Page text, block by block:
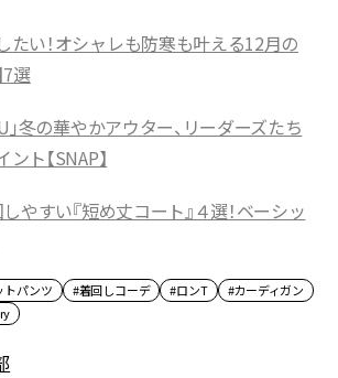
たい！オシャレも防寒も叶える12月の
7選
」冬の華やかアウター、リーダーズたち
ト【SNAP】
しやすい『短め丈コート』４選！ベーシッ
トパンツ #着回しコーデ #ロンT
#カーディガン